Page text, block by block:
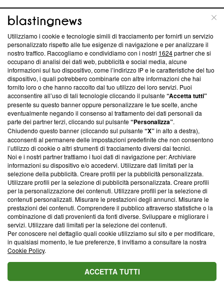
ABOUT LINEA EDITORIALE
Questa sezione offre informazioni trasparenti su Blasting
News, sui nostri processi editoriali e su come ci impegniamo a
creare news di qualità. Inoltre, afferma la nostra aderenza a
‘Trust Project - News with Integrity’Blasting News non è
ancora membro del programma, ma ha richiesto di farne
parte; Trust Project non ha ancora effettuato una verifica di
conformità agli standard.
Su di noi
Team editoriale
Corporate
Redazione
Informativa Privacy
Cookie Policy
Blasting SA, IDI CHE-247.845.224, Via Carlo Frasca, 3 - 6900
Lugano (Svizzera) Tel:+39 0690258937
© 2026 Blasting News
Utilizziamo i cookie e tecnologie simili di tracciamento per fornirti un servizio
personalizzato rispetto alle tue esigenze di navigazione e per analizzare il
nostro traffico. Raccogliamo e condividiamo con i nostri 1624partner che si
occupano di analisi dei dati web, pubblicità e social media, alcune
informazioni sul tuo dispositivo, come l’indirizzo IP e le caratteristiche del tuo
dispositivo, i quali potrebbero combinarle con altre informazioni che hai
fornito loro o che hanno raccolto dal tuo utilizzo dei loro servizi. Puoi
acconsentire all’uso di tali tecnologie cliccando il pulsante“Accetta tutti”
presente su questo banner oppure personalizzare le tue scelte, anche
eventualmente negando il consenso al trattamento dei dati personali da
parte dei partner terzi, cliccando sul pulsante“Personalizza”.
Chiudendo questo banner (cliccando sul pulsante“X”in alto a destra),
acconsenti al permanere delle impostazioni predefinite che non consentono
l’utilizzo di cookie o altri strumenti di tracciamento diversi dai tecnici.
Noi e i nostri partner trattiamo i tuoi dati di navigazione per: Archiviare
informazioni su dispositivo e/o accedervi. Utilizzare dati limitati per la
selezione della pubblicità. Creare profili per la pubblicità personalizzata.
Utilizzare profili per la selezione di pubblicità personalizzata. Creare profili
per la personalizzazione dei contenuti. Utilizzare profili per la selezione di
contenuti personalizzati. Misurare le prestazioni degli annunci. Misurare le
prestazioni dei contenuti. Comprendere il pubblico attraverso statistiche o la
combinazione di dati provenienti da fonti diverse. Sviluppare e migliorare i
servizi. Utilizzare dati limitati per la selezione dei contenuti.
Per conoscere nel dettaglio quali cookie utilizziamo sul sito e per modificare,
in qualsiasi momento, le tue preferenze, ti invitiamo a consultare la nostra
Cookie Policy.
ACCETTA TUTTI